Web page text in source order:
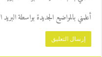
أعلمني بالمواضيع الجديدة بواسطة